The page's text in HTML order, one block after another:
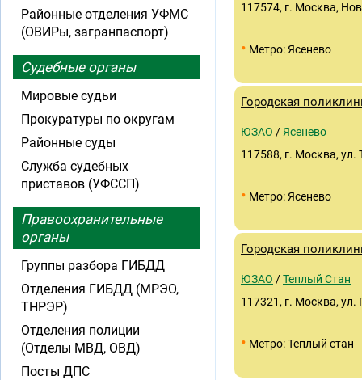
117574, г. Москва,
• Метро: Ясенево
Городская
ЮЗАО / Ясенево
117588, г. Москва, ул.
• Метро: Ясенево
Городская
ЮЗАО /Теплый Стан
117321, г. Москва,
• Метро: Теплый стан
Районные отделения УФМС
(ОВИРы, загранпаспорт)
Судебные органы
Мировые судьи
Прокуратуры по округам
Районные суды
Служба судебных
приставов (УФССП)
Правоохранительные
органы
Группы разбора ГИБДД
Отделения ГИБДД (МРЭО,
ТНРЭР)
Отделения полиции
(Отделы МВД, ОВД)
Посты ДПС